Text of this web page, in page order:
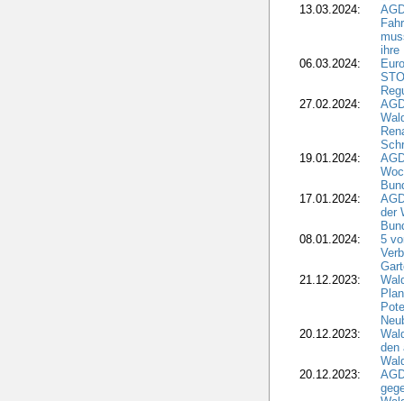
13.03.2024:
ihre
06.03.2024:
27.02.2024:
19.01.2024:
17.01.2024:
der
08.01.2024:
5
21.12.2023:
20.12.2023:
den
20.12.2023: